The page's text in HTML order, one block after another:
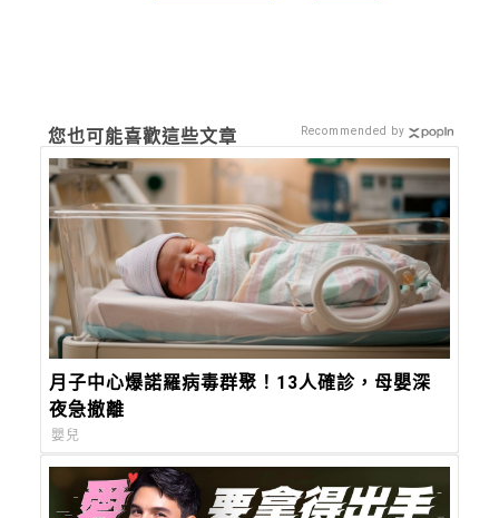
您也可能喜歡這些文章
月子中心爆諾羅病毒群聚！13人確診，母嬰深
夜急撤離
嬰兒
Recommended by